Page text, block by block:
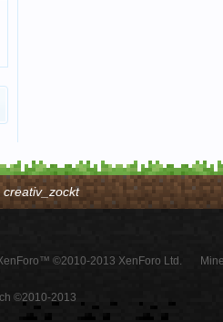
creativ_zockt
©2010-2013 XenForo Ltd.
©2010-2013